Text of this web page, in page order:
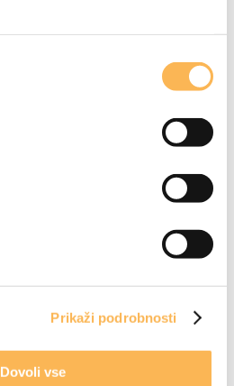
Prikaži podrobnosti
Dovoli vse